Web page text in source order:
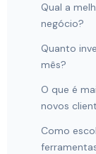
Qual a
negócio?
Quanto
mês?
O que é
novos
Como